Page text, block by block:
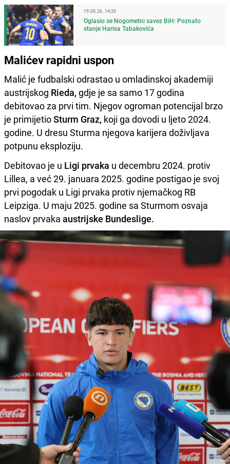
19.05.26. 14:20
Oglasio se Nogometni savez BiH: Poznato
stanje Harisa Tabakovića
Malićev rapidni uspon
Malić je fudbalski odrastao u omladinskoj akademiji
austrijskog Rieda, gdje je sa samo 17 godina
debitovao za prvi tim. Njegov ogroman potencijal brzo
je primijetioSturm Graz, koji ga dovodi u ljeto 2024.
godine. U dresu Sturma njegova karijera doživljava
potpunu eksploziju.
Debitovao je u Ligi prvaka u decembru 2024. protiv
Lillea, a već 29. januara 2025. godine postigao je svoj
prvi pogodak u Ligi prvaka protiv njemačkog RB
Leipziga. U maju 2025. godine sa Sturmom osvaja
naslov prvaka austrijske Bundeslige.